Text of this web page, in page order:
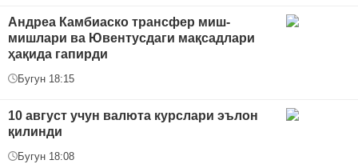
Андреа Камбиаско трансфер миш-
мишлари ва Ювентусдаги мақсадлари
ҳақида гапирди
Бугун 18:15
10 август учун валюта курслари эълон
қилинди
Бугун 18:08